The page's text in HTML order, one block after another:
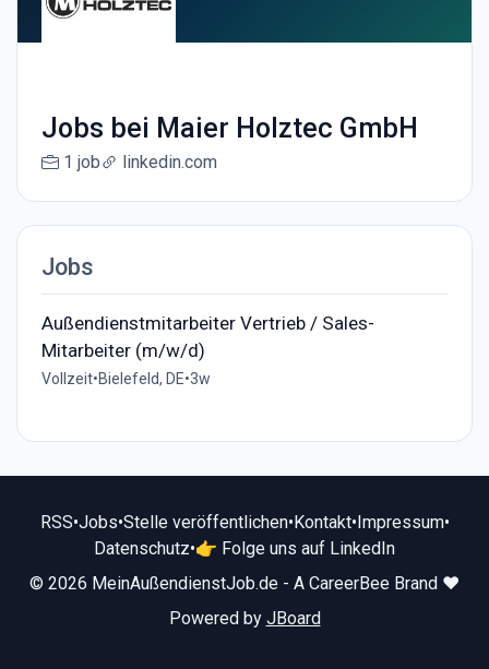
Jobs bei Maier Holztec GmbH
1 job linkedin.com
Jobs
Außendienstmitarbeiter Vertrieb / Sales-
Mitarbeiter (m/w/d)
Vollzeit•Bielefeld, DE•3w
RSS•Jobs•Stelle veröffentlichen•Kontakt•Impressum•
Datenschutz•👉 Folge uns auf LinkedIn
© 2026 MeinAußendienstJob.de - A CareerBee Brand ❤️
Powered by JBoard